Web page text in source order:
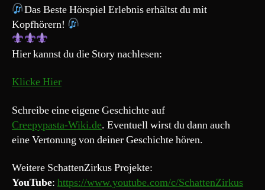
Das Beste Hörspiel Erlebnis erhältst du mit
Kopfhörern!
Hier kannst du die Story nachlesen:
Klicke Hier
Schreibe eine eigene Geschichte auf
Creepypasta-Wiki.de. Eventuell wirst du dann auch
eine Vertonung von deiner Geschichte hören.
Weitere SchattenZirkus Projekte:
YouTube: https://www.youtube.com/c/SchattenZirkus